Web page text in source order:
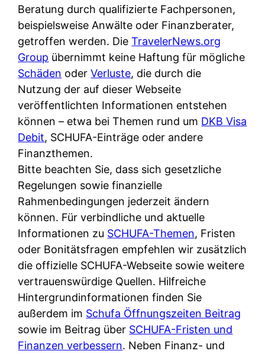
Beratung durch qualifizierte Fachpersonen,
beispielsweise Anwälte oder Finanzberater,
getroffen werden. DieTravelerNews.org
Group übernimmt keine Haftung für mögliche
Schäden oderVerluste, die durch die
Nutzung der auf dieser Webseite
veröffentlichten Informationen entstehen
können – etwa bei Themen rund um DKB Visa
Debit, SCHUFA-Einträge oder andere
Finanzthemen.
Bitte beachten Sie, dass sich gesetzliche
Regelungen sowie finanzielle
Rahmenbedingungen jederzeit ändern
können. Für verbindliche und aktuelle
Informationen zu SCHUFA-Themen, Fristen
oder Bonitätsfragen empfehlen wir zusätzlich
die offizielle SCHUFA-Webseite sowie weitere
vertrauenswürdige Quellen. Hilfreiche
Hintergrundinformationen finden Sie
außerdem im Schufa Öffnungszeiten Beitrag
sowie im Beitrag über SCHUFA-Fristen und
Finanzen verbessern. Neben Finanz- und